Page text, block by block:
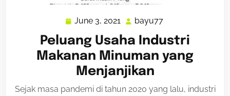
June 3, 2021 June
3,
2021
bayu77
Peluang Usaha Industri
Makanan Minuman yang
Menjanjikan
Sejak masa pandemi di tahun 2020 yang lalu, industri